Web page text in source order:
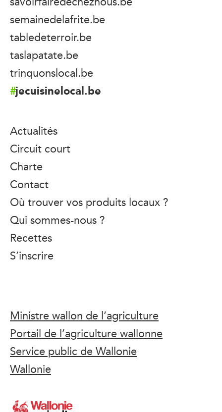
semainedelafrite.be
tabledeterroir.be
taslapatate.be
trinquonslocal.be
jecuisinelocal.be
Actualités
Circuit court
Charte
Contact
Où trouver vos produits locaux ?
Qui sommes-nous ?
Recettes
S’inscrire
Ministre wallon de l’agriculture
Portail de l’agriculture wallonne
Service public de Wallonie
Wallonie